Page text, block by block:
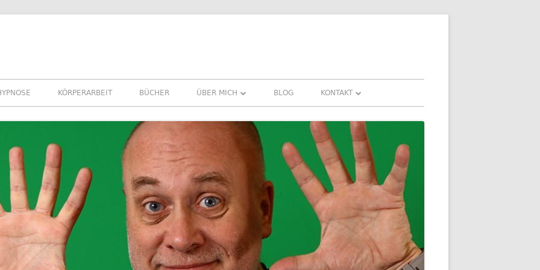
KÖRPERARBEIT BÜCHER ÜBER MICH
REFERENZEN ERFAHRUNGEN UND
NEWSLETTER
BLOG KONTAKT
DOWNLOADS
FAQ
DATENSCHUTZ
IMPRESSUM